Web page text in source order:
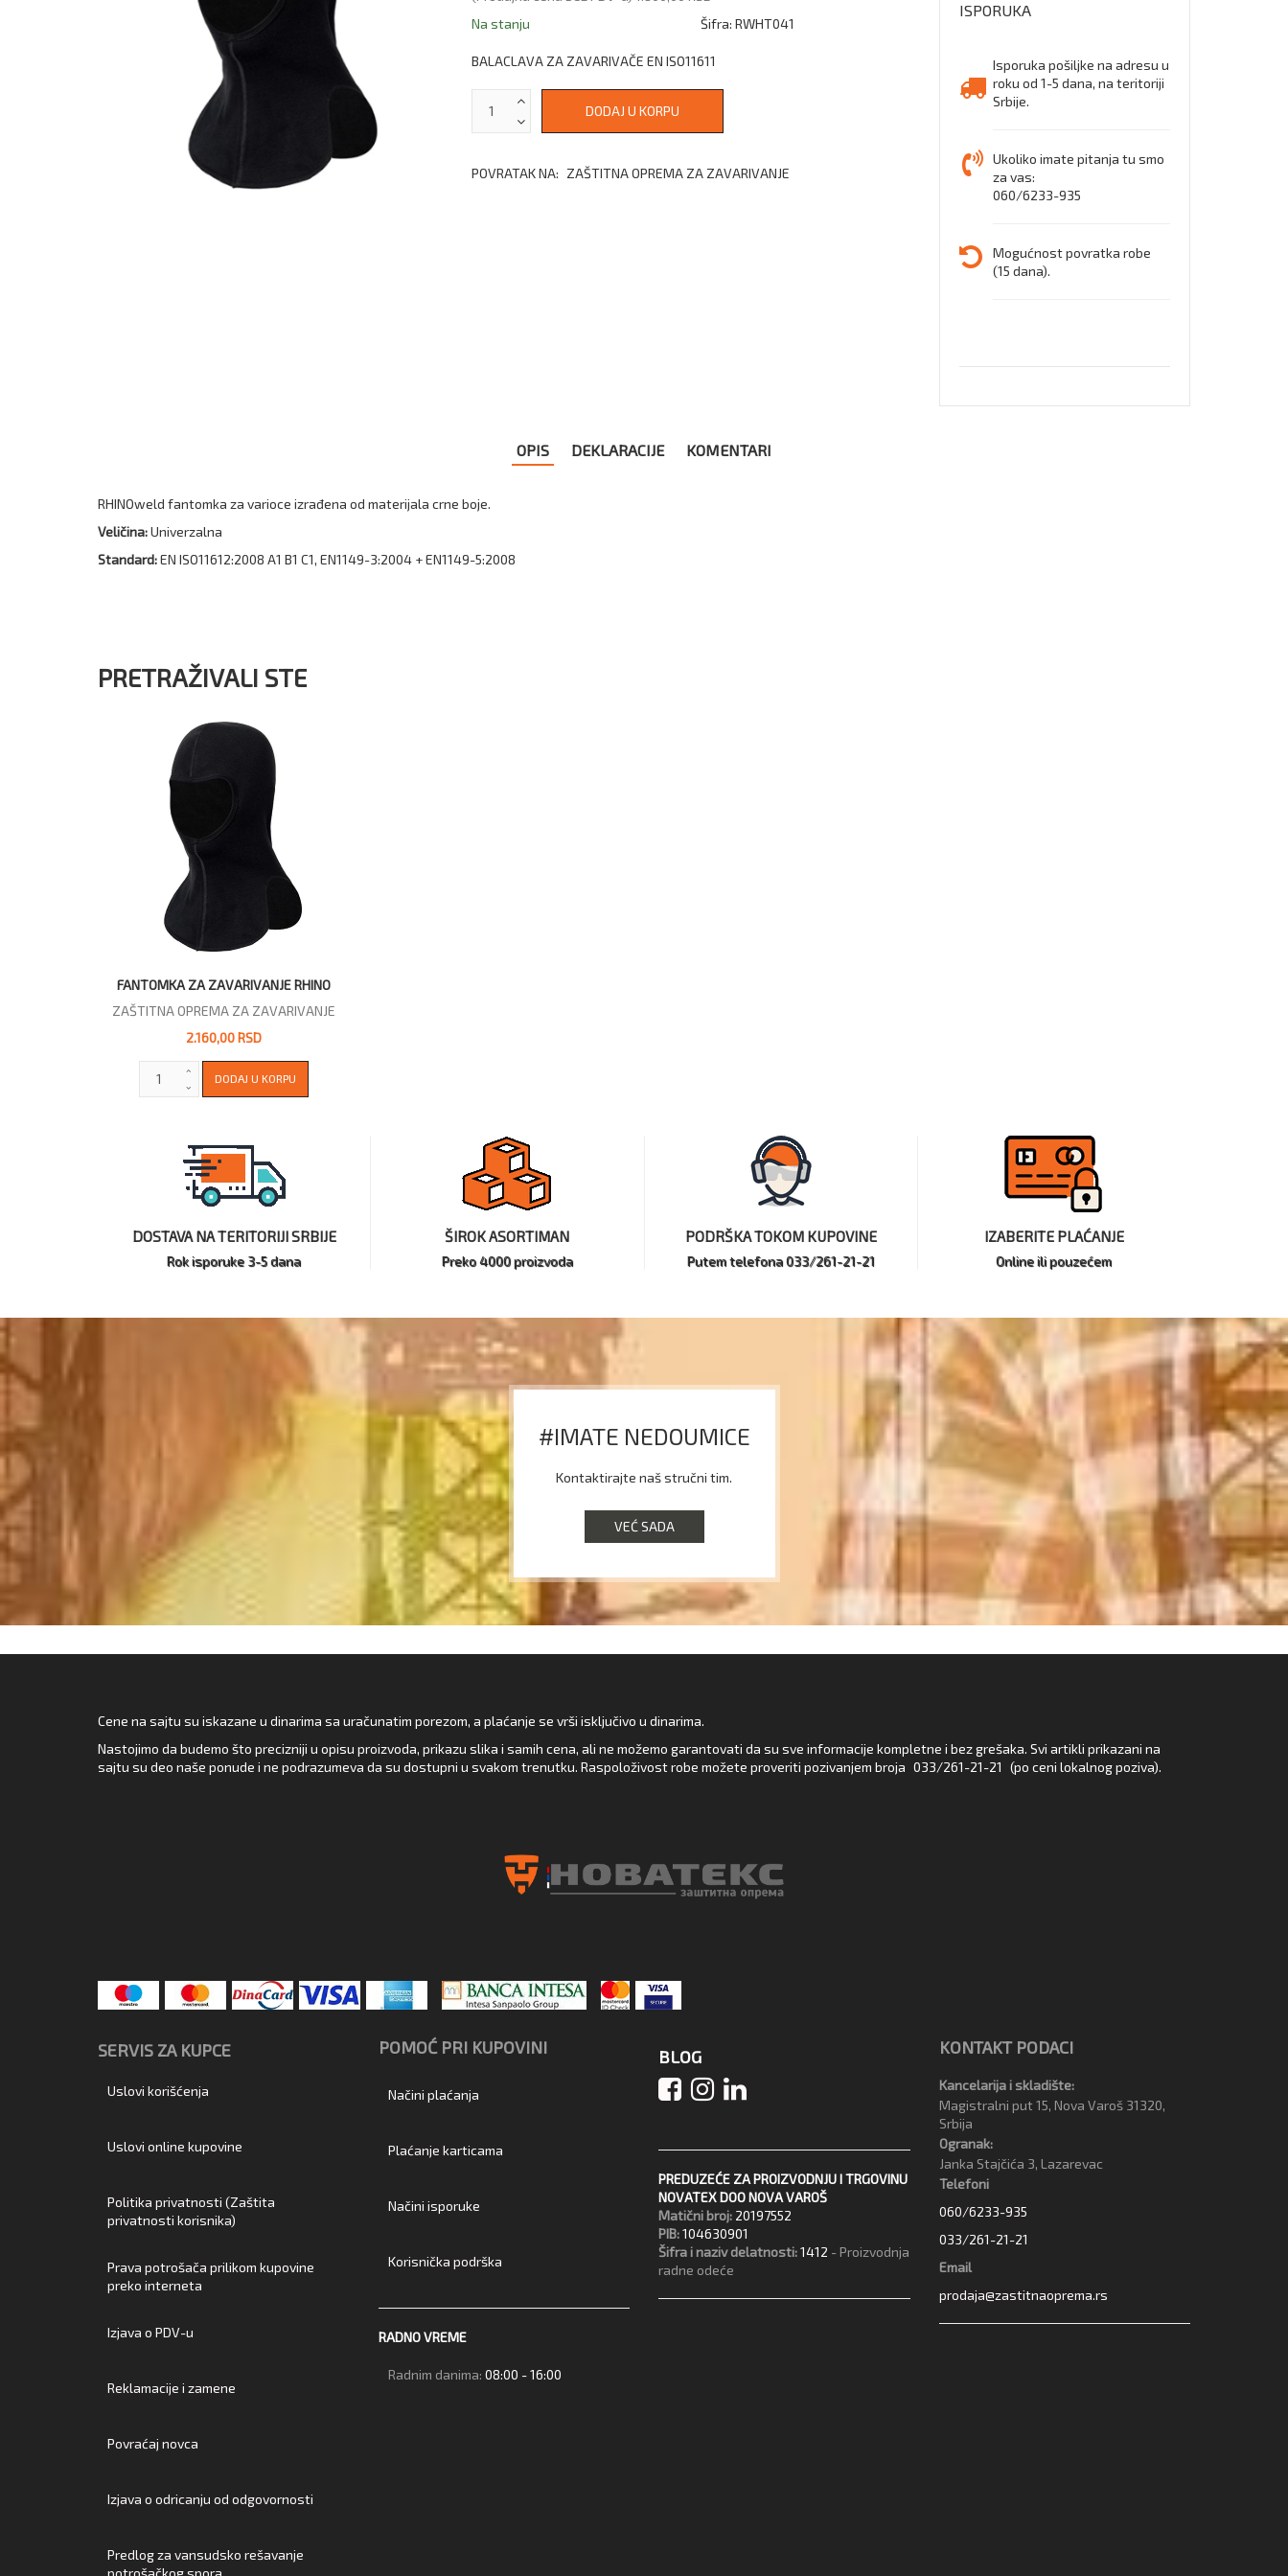
Na stanju
Šifra: RWHT041
BALACLAVA ZA ZAVARIVAČE EN ISO11611
POVRATAK NA: ZAŠTITNA OPREMA ZA ZAVARIVANJE
ISPORUKA
Isporuka pošiljke na adresu u
roku od 1-5 dana, na teritoriji
Srbije.
Ukoliko imate pitanja tu smo
za vas:
060/6233-935
Mogućnost povratka robe
(15 dana).
OPIS DEKLARACIJE KOMENTARI
RHINOweld fantomka za varioce izrađena od materijala crne boje.
Veličina:Univerzalna
Standard:EN ISO11612:2008 A1 B1 C1, EN1149-3:2004 + EN1149-5:2008
PRETRAŽIVALI STE
FANTOMKA ZA ZAVARIVANJE RHINO
ZAŠTITNA OPREMA ZA ZAVARIVANJE
2.160,00 RSD
DOSTAVA NA TERITORIJI SRBIJE
Rok isporuke 3-5 dana
ŠIROK ASORTIMAN
Preko 4000 proizvoda
PODRŠKA TOKOM KUPOVINE
Putem telefona 033/261-21-21
IZABERITE PLAĆANJE
Online ili pouzećem
#IMATE NEDOUMICE
Kontaktirajte naš stručni tim.
VEĆ SADA
Cene na sajtu su iskazane u dinarima sa uračunatim porezom, a plaćanje se vrši isključivo u dinarima.
Nastojimo da budemo što precizniji u opisu proizvoda, prikazu slika i samih cena, ali ne možemo garantovati da su sve informacije kompletne i bez grešaka. Svi artikli prikazani na
sajtu su deo naše ponude i ne podrazumeva da su dostupni u svakom trenutku. Raspoloživost robe možete proveriti pozivanjem broja 033/261-21-21 (po ceni lokalnog poziva).
SERVIS ZA KUPCE
Uslovi korišćenja
Uslovi online kupovine
Politika privatnosti (Zaštita
privatnosti korisnika)
Prava potrošača prilikom kupovine
preko interneta
Izjava o PDV-u
Reklamacije i zamene
Povraćaj novca
Izjava o odricanju od odgovornosti
Predlog za vansudsko rešavanje
potrošačkog spora
POMOĆ PRI KUPOVINI
Načini plaćanja
Plaćanje karticama
Načini isporuke
Korisnička podrška
RADNO VREME
Radnim danima: 08:00 - 16:00
BLOG
PREDUZEĆE ZA PROIZVODNJU I TRGOVINU
NOVATEX DOO NOVA VAROŠ
Matični broj: 20197552
PIB:104630901
Šifra i naziv delatnosti:1412 - Proizvodnja
radne odeće
KONTAKT PODACI
Kancelarija i skladište:
Magistralni put 15, Nova Varoš 31320,
Srbija
Ogranak:
Janka Stajčića 3, Lazarevac
Telefoni
060/6233-935
033/261-21-21
Email
prodaja@zastitnaoprema.rs